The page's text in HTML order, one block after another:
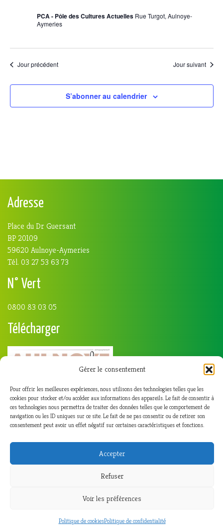
Gérer le consentement
Pour offrir les meilleures expériences, nous utilisons des technologies telles que les
cookies pour stocker et/ou accéder aux informations des appareils. Le fait de consentir à
ces technologies nous permettra de traiter des données telles que le comportement de
navigation ou les ID uniques sur ce site. Le fait de ne pas consentir ou de retirer son
consentement peut avoir un effet négatif sur certaines caractéristiques et fonctions.
Accepter
Refuser
Voir les préférences
Politique de cookiesPolitique de confidentialité
PCA - Pôle des Cultures Actuelles Rue Turgot, Aulnoye-
Aymeries
Jour précédent Jour suivant
S’abonner au calendrier
Adresse
Place du Dr Guersant
BP 20109
59620 Aulnoye-Aymeries
Tél. 03 27 53 63 73
N° Vert
0800 83 03 05
Télécharger
© 2026 Aulnoye-Aymeries Etna studio |Connexion